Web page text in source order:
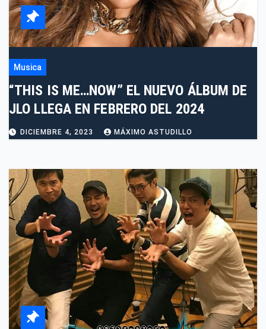
Musica
“THIS IS ME…NOW” EL NUEVO ÁLBUM DE
JLO LLEGA EN FEBRERO DEL 2024
DICIEMBRE 4, 2023 MÁXIMO ASTUDILLO